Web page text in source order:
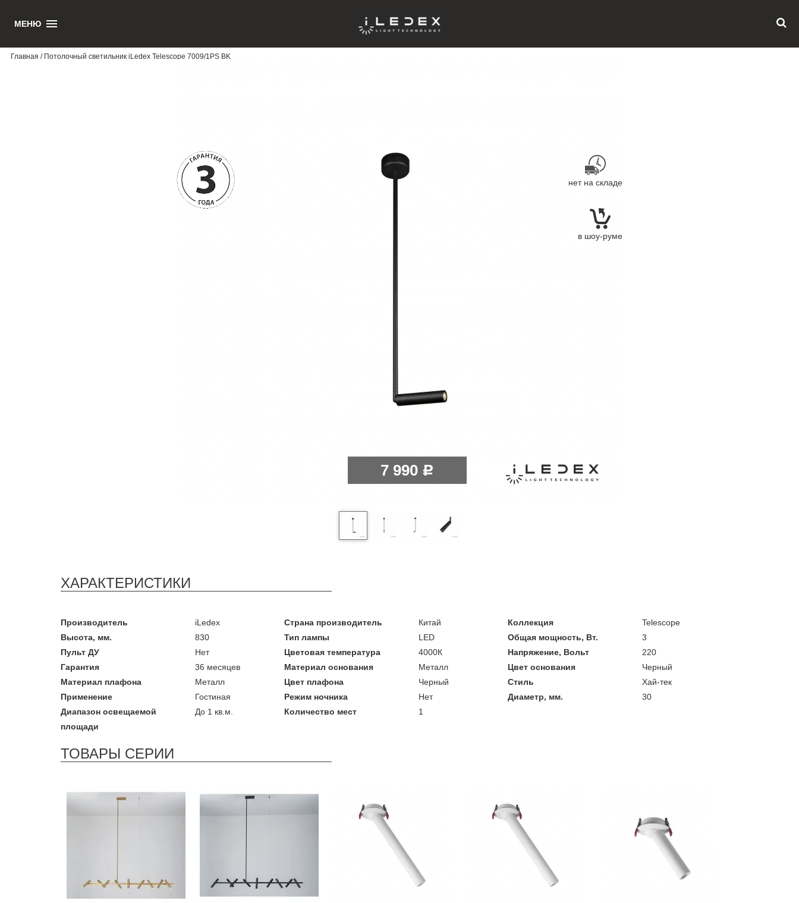
МЕНЮ
Главная / Потолочный светильник iLedex Telescope 7009/1PS BK
нет на складе
в шоу-руме
7 990 Р
ХАРАКТЕРИСТИКИ
Производитель iLedex Страна производитель Китай Коллекция
Telescope
Высота, мм.
830 Тип лампы LED Общая мощность, Вт.
3
Пульт ДУ
Нет Цветовая температура 4000К Напряжение, Вольт
220
Гарантия
36 месяцев Материал основания Металл Цвет основания
Черный
Материал плафона
Металл Цвет плафона Черный Стиль
Хай-тек
Применение
Гостиная Режим ночника Нет Диаметр, мм.
30
Диапазон освещаемой
площади
До 1 кв.м. Количество мест 1
ТОВАРЫ СЕРИИ